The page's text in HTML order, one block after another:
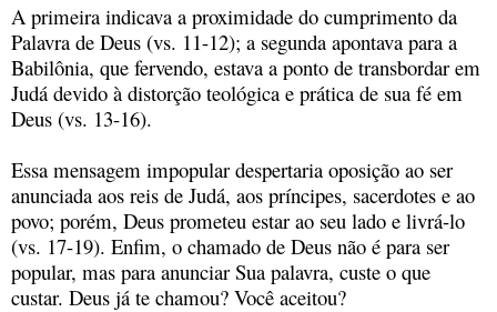
A primeira indicava a proximidade do cumprimento da
Palavra de Deus (vs. 11-12); a segunda apontava para a
Babilônia, que fervendo, estava a ponto de transbordar em
Judá devido à distorção teológica e prática de sua fé em
Deus (vs. 13-16).
Essa mensagem impopular despertaria oposição ao ser
anunciada aos reis de Judá, aos príncipes, sacerdotes e ao
povo; porém, Deus prometeu estar ao seu lado e livrá-lo
(vs. 17-19). Enfim, o chamado de Deus não é para ser
popular, mas para anunciar Sua palavra, custe o que
custar. Deus já te chamou? Você aceitou?